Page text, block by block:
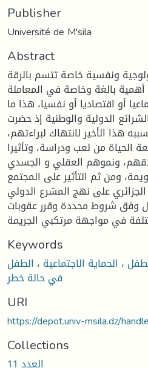
Publisher
Université de M'sila
Abstract
ونفسية خاصة تتسم بالرقة
بالغة وخاصة في المعاملة
أو اقتصاديا أو نفسيا، هذا ما
الدولية والوطنية إذ حضرت
هذا الأخير لانتهاك لبراءتهم،
من لعب ودراسة، وتأثيرا
ونموهم العقلي و الجسدي
ومن ثم التأثير على المجتمع
على نهج المشرع الدولي
وفق شروط محددة وقرر عقوبات
Keywords
، الحماية الاجتماعية ، الطفل
في حالة خطر
URI
https://depot.univ-msila.dz/
Collections
العدد 11